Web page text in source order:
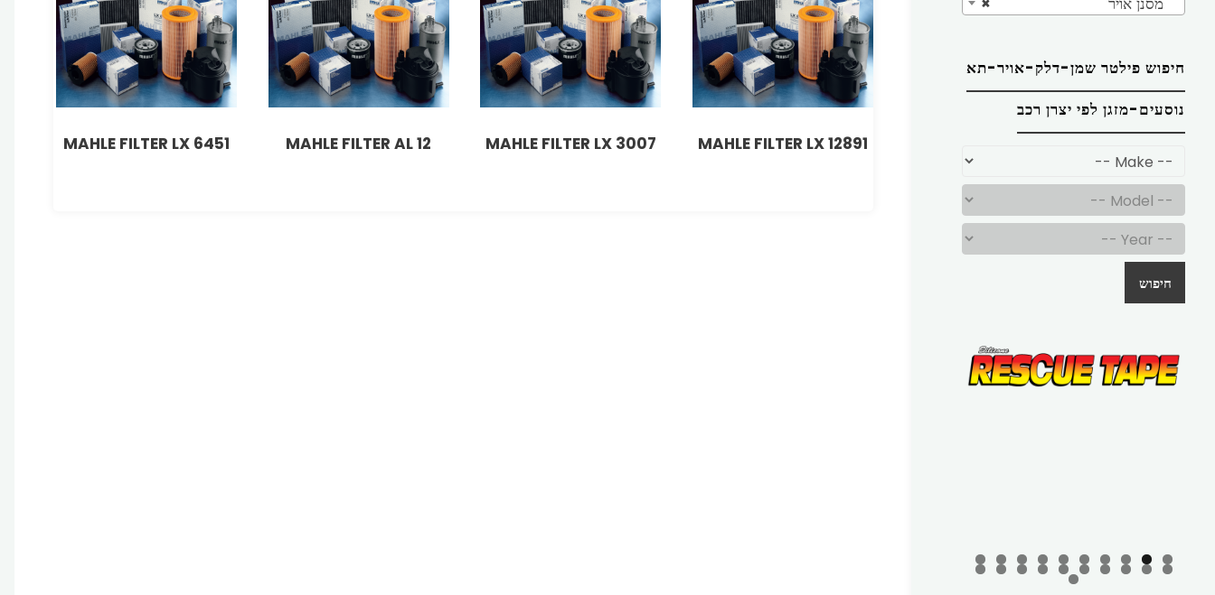
MAHLE FILTER LX 12891
MAHLE FILTER LX 3007
MAHLE FILTER AL 12
MAHLE FILTER LX 6451
חיפוש פילטר שמן-דלק-אויר-תא
נוסעים-מזגן לפי יצרן רכב
חיפוש